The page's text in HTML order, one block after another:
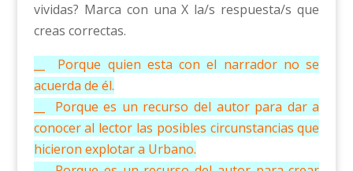
vividas? Marca con una X la/s respuesta/s que
creas correctas.
__ Porque quien esta con el narrador no se
acuerda de él.
__ Porque es un recurso del autor para dar a
conocer al lector las posibles circunstancias que
hicieron explotar a Urbano.